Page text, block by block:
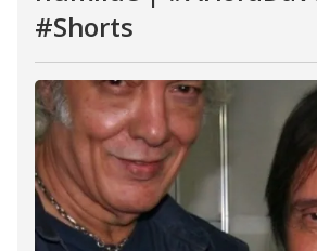
#Shorts